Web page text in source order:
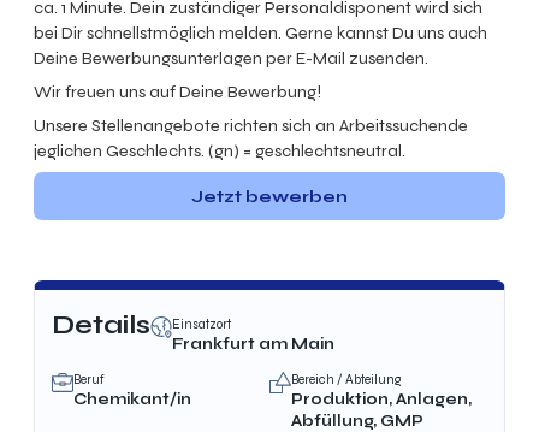
ca. 1 Minute. Dein zuständiger Personaldisponent wird sich
bei Dir schnellstmöglich melden. Gerne kannst Du uns auch
Deine Bewerbungsunterlagen per E-Mail zusenden.
Wir freuen uns auf Deine Bewerbung!
Unsere Stellenangebote richten sich an Arbeitssuchende
jeglichen Geschlechts. (gn) = geschlechtsneutral.
Jetzt bewerben
Details Einsatzort
Frankfurt am Main
Beruf
Chemikant/in
Bereich / Abteilung
Produktion, Anlagen,
Abfüllung, GMP